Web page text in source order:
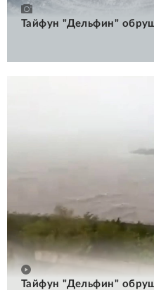
Тайфун "Дельфин"
Тайфун "Дельфин"